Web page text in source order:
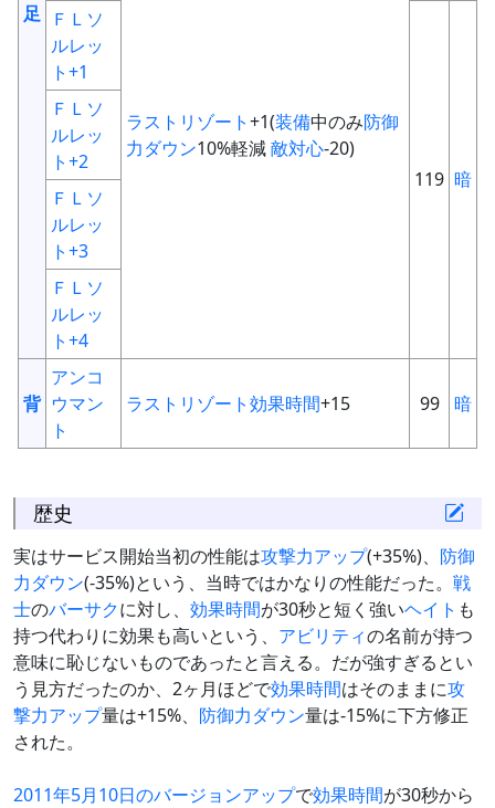
足
ラストリゾート+1(装備中のみ防御
力ダウン10%軽減敵対心-20)
ＦＬソ
ルレッ
ト+1
119 暗
ＦＬソ
ルレッ
ト+2
ＦＬソ
ルレッ
ト+3
ＦＬソ
ルレッ
ト+4
背
アンコ
ウマン
ト
ラストリゾート効果時間+15 99 暗
歴史
実はサービス開始当初の性能は攻撃力アップ(+35%)、 防御
力ダウン(-35%)という、当時ではかなりの性能だった。 戦
士のバーサクに対し、 効果時間が30秒と短く強いヘイト も
持つ代わりに効果も高いという、 アビリティの名前が持つ
意味に恥じないものであったと言える。だが強すぎるとい
う見方だったのか、2ヶ月ほどで効果時間はそのままに攻
撃力アップ量は+15%、 防御力ダウン量は-15%に下方修正
された。
2011年5月10日のバージョンアップで効果時間が30秒から